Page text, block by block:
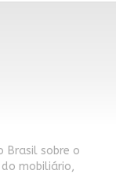
Brasil sobre o
mobiliário,